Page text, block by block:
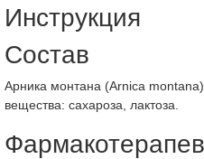
Инструкция
Состав
Арника монтана (Arnica
вещества: сахароза, лактоза.